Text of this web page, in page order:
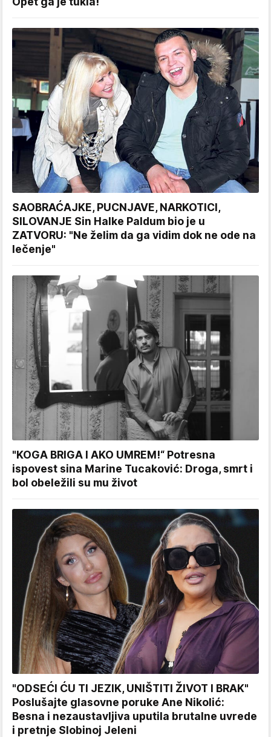
SAOBRAĆAJKE, PUCNJAVE, NARKOTICI,
SILOVANJE Sin Halke Paldum bio je u
ZATVORU: "Ne želim da ga vidim dok ne ode na
lečenje"
"KOGA BRIGA I AKO UMREM!“ Potresna
ispovest sina Marine Tucaković: Droga, smrt i
bol obeležili su mu život
"ODSEĆI ĆU TI JEZIK, UNIŠTITI ŽIVOT I BRAK"
Poslušajte glasovne poruke Ane Nikolić:
Besna i nezaustavljiva uputila brutalne uvrede
i pretnje Slobinoj Jeleni